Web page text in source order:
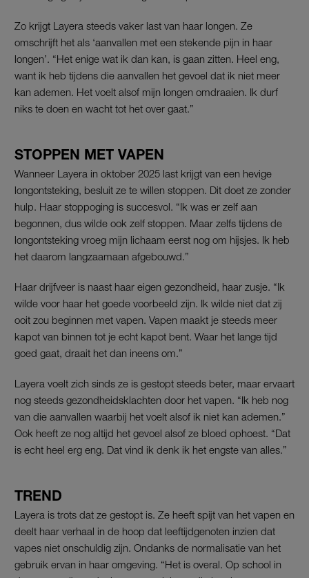
Zo krijgt Layera steeds vaker last van haar longen. Ze
omschrijft het als ‘aanvallen met een stekende pijn in haar
longen’. “Het enige wat ik dan kan, is gaan zitten. Heel eng,
want ik heb tijdens die aanvallen het gevoel dat ik niet meer
kan ademen. Het voelt alsof mijn longen omdraaien. Ik durf
niks te doen en wacht tot het over gaat.”
STOPPEN MET VAPEN
Wanneer Layera in oktober 2025 last krijgt van een hevige
longontsteking, besluit ze te willen stoppen. Dit doet ze zonder
hulp. Haar stoppoging is succesvol. “Ik was er zelf aan
begonnen, dus wilde ook zelf stoppen. Maar zelfs tijdens de
longontsteking vroeg mijn lichaam eerst nog om hijsjes. Ik heb
het daarom langzaamaan afgebouwd.”
Haar drijfveer is naast haar eigen gezondheid, haar zusje. “Ik
wilde voor haar het goede voorbeeld zijn. Ik wilde niet dat zij
ooit zou beginnen met vapen. Vapen maakt je steeds meer
kapot van binnen tot je echt kapot bent. Waar het lange tijd
goed gaat, draait het dan ineens om.”
Layera voelt zich sinds ze is gestopt steeds beter, maar ervaart
nog steeds gezondheidsklachten door het vapen. “Ik heb nog
van die aanvallen waarbij het voelt alsof ik niet kan ademen.”
Ook heeft ze nog altijd het gevoel alsof ze bloed ophoest. “Dat
is echt heel erg eng. Dat vind ik denk ik het engste van alles.”
TREND
Layera is trots dat ze gestopt is. Ze heeft spijt van het vapen en
deelt haar verhaal in de hoop dat leeftijdgenoten inzien dat
vapes niet onschuldig zijn. Ondanks de normalisatie van het
gebruik ervan in haar omgeving. “Het is overal. Op school in